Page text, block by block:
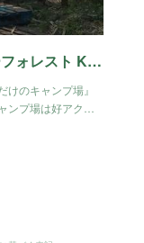
プライベートキャンプ場 バンブーフォレスト KAGUYA 宿泊予約
のキャンプ場』
ンプ場は好アク…